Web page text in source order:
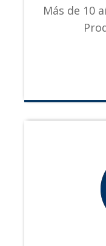
Más de 10